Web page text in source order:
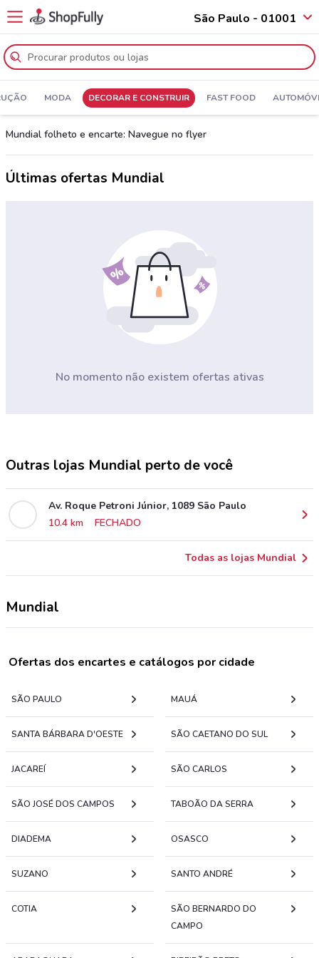
São Paulo - 01001
MODA DECORAR E CONSTRUIR FAST FOOD
Mundial folheto e encarte: Navegue no flyer
Últimas ofertas Mundial
No momento não existem ofertas ativas
Outras lojas Mundial perto de você
Av. Roque Petroni Júnior, 1089 São Paulo
10.4 km
FECHADO
Todas as lojas Mundial
Mundial
Ofertas dos encartes e catálogos por cidade
SÃO PAULO MAUÁ
SANTA BÁRBARA D'OESTE SÃO CAETANO DO SUL
JACAREÍ SÃO CARLOS
SÃO JOSÉ DOS CAMPOS TABOÃO DA SERRA
DIADEMA OSASCO
SUZANO SANTO ANDRÉ
COTIA
SÃO BERNARDO DO
CAMPO